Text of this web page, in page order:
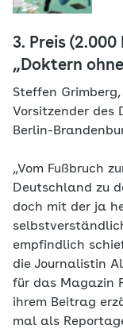
3. Preis
„Doktern
Steffen
Vorsitzender des
Berlin-
„Vom Fußbruch
Deutschland zu
doch mit der ja
empfindlich
die Journalistin
für das Magazin
ihrem Beitrag
mal als